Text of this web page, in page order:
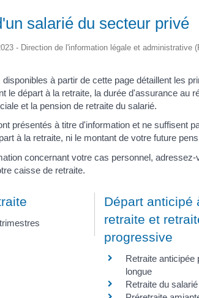
salarié du secteur privé
- Direction de l'information légale et administrative
à partir de cette page détaillent les
le départ à la retraite, la durée d'assurance au
et la pension de retraite du salarié.
présentés à titre d'information et ne suffisent
à la retraite, ni le montant de votre future
concernant votre cas personnel, adressez-
caisse de retraite.
Départ anticipé
retraite et
progressive
Retraite anticipée
longue
Retraite du